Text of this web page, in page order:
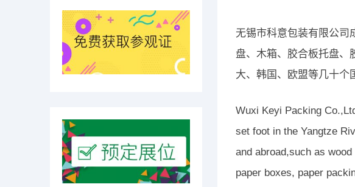
无锡市科意包装有限公司
盘、木箱、胶合板托盘、
大、韩国、欧盟等几十个
Wuxi Keyi Packing
set foot in the Yangtze
and abroad,such as
paper boxes, paper